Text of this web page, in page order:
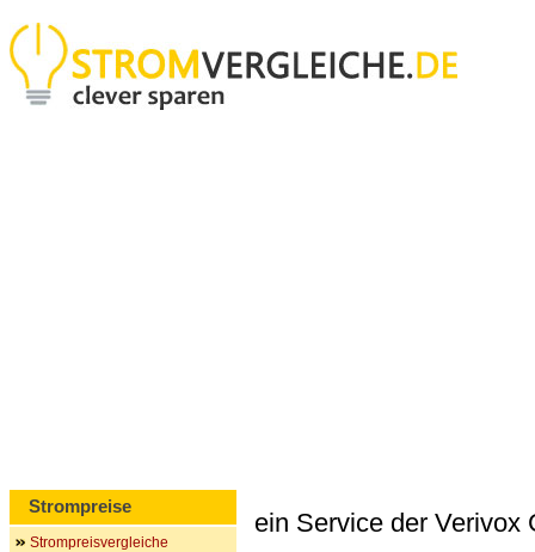
ein Service der Verivox
Strompreise
Strompreisvergleiche